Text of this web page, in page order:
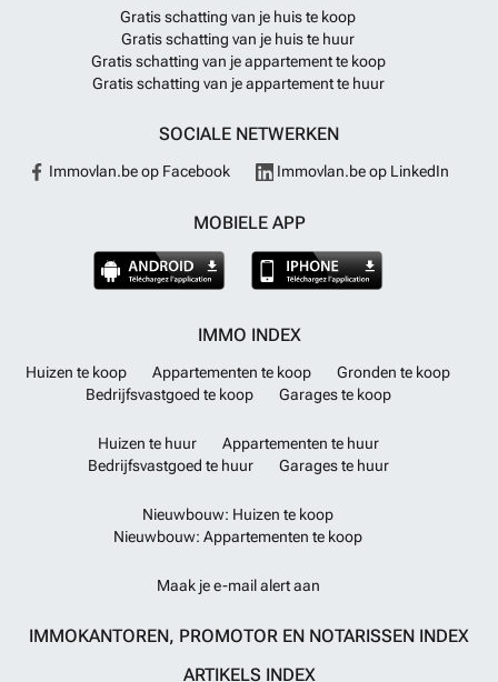
Gratis schatting van je huis te koop
Gratis schatting van je huis te huur
Gratis schatting van je appartement te koop
Gratis schatting van je appartement te huur
SOCIALE NETWERKEN
Immovlan.be op Facebook Immovlan.be op LinkedIn
MOBIELE APP
IMMO INDEX
Huizen te koop Appartementen te koop
Gronden te koop
Bedrijfsvastgoed te koop
Garages te koop
Huizen te huur
Appartementen te huur
Bedrijfsvastgoed te huur
Garages te huur
Nieuwbouw: Huizen te koop
Nieuwbouw: Appartementen te koop
Maak je e-mail alert aan
IMMOKANTOREN, PROMOTOR EN NOTARISSEN INDEX
ARTIKELS INDEX